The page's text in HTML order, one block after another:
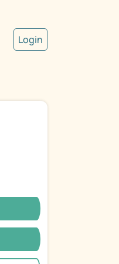
Login